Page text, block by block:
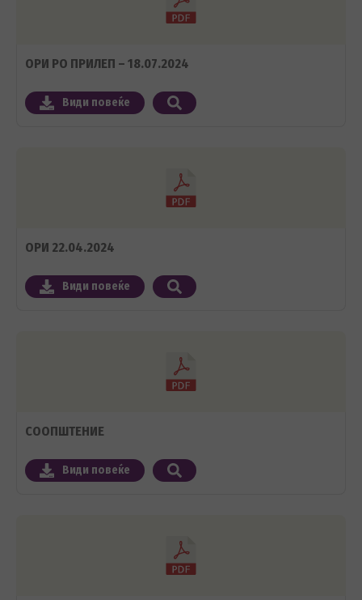
ОРИ РО ПРИЛЕП – 18.07.2024
Види повеќе
ОРИ 22.04.2024
Види повеќе
СООПШТЕНИЕ
Види повеќе